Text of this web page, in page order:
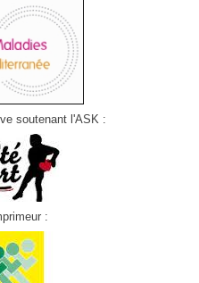
soutenant l'ASK :
: